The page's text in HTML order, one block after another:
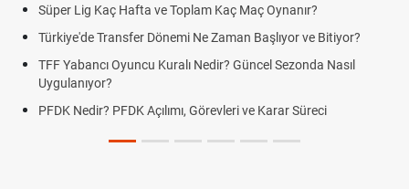
Süper Lig Kaç Hafta ve Toplam Kaç Maç Oynanır?
Türkiye'de Transfer Dönemi Ne Zaman Başlıyor ve Bitiyor?
TFF Yabancı Oyuncu Kuralı Nedir? Güncel Sezonda Nasıl
Uygulanıyor?
PFDK Nedir? PFDK Açılımı, Görevleri ve Karar Süreci